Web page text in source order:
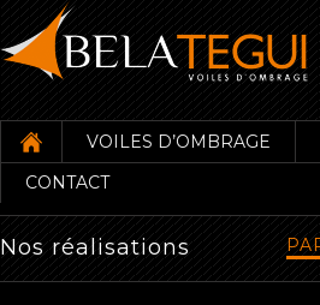
VOILES D’OMBRAGE
CONTACT
Nos réalisations